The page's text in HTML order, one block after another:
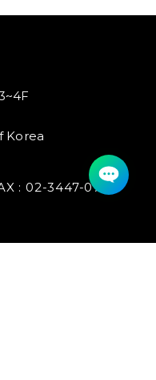
Korea
: 02-3447-0700